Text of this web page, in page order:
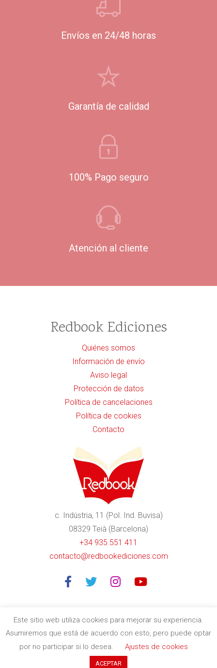
Envíos en 24/48 horas
Garantía de calidad
100% Pago seguro
Atención al cliente
Redbook Ediciones
Quiénes somos
Información de envío
Aviso legal
Protección de datos
Política de cancelaciones
Política de cookies
Contacto
c. Indústria, 11 (Pol. Ind. Buvisa)
08329 Teià (Barcelona)
+34 935 551 411
contacto@redbookediciones.com
Editorial especializada en libros divulgativos de calidad en
Barcelona| Copyright © 2020Redbook Edicionesbyitres.cat
Este sitio web utiliza cookies para mejorar su experiencia.
Asumiremos que está de acuerdo con esto, pero puede optar
por no participar si lo desea.
Ajustes de cookies
ACEPTAR